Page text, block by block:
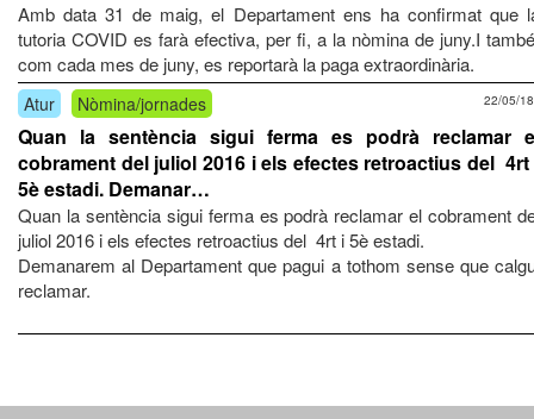
Amb data 31 de maig, el Departament ens ha confirmat que
tutoria COVID es farà efectiva, per fi, a la nòmina de juny.I
com cada mes de juny, es reportarà la paga extraordinària.
Atur Nòmina/jornades 22/05/18
Quan la sentència sigui ferma es podrà reclamar
cobrament del juliol 2016 i els efectes retroactius del
5è estadi. Demanar…
Quan la sentència sigui ferma es podrà reclamar el cobrament
juliol 2016 i els efectes retroactius del 4rt i 5è estadi.
Demanarem al Departament que pagui a tothom sense que
reclamar.